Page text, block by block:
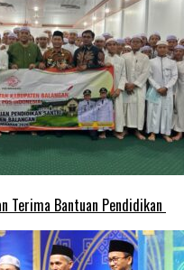
Terima Bantuan Pendidikan